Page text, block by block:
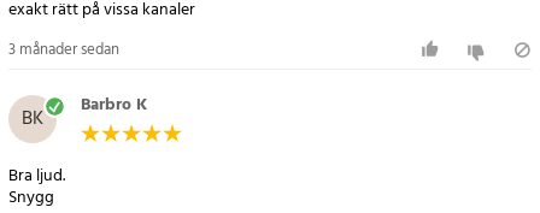
exakt rätt på vissa kanaler
3 månader sedan
BK Barbro K
Bra ljud.
Snygg